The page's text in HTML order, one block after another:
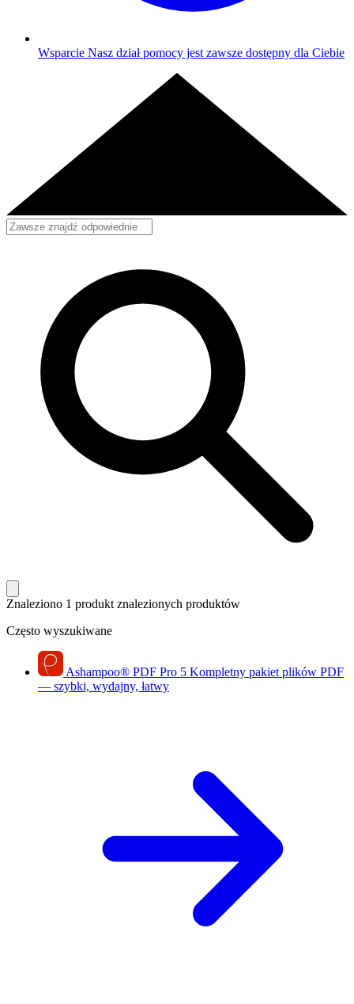
Wsparcie Nasz dział pomocy jest zawsze dostępny dla Ciebie
Znaleziono 1 produkt znalezionych produktów
Często wyszukiwane
Ashampoo® PDF Pro 5 Kompletny pakiet plików PDF
— szybki, wydajny, łatwy